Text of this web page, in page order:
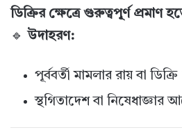
ডিক্রির ক্ষেত্রে গুরুত্বপূর্ণ প্রমাণ
🔹 উদাহরণ:
পূর্ববর্তী মামলার রায় বা
স্থগিতাদেশ বা নিষেধাজ্ঞার